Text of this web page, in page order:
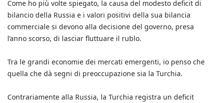
Come ho più volte spiegato, la causa del modesto deficit di
bilancio della Russia e i valori positivi della sua bilancia
commerciale si devono alla decisione del governo, presa
l’anno scorso, di lasciar fluttuare il rublo.
Tra le grandi economie dei mercati emergenti, io penso che
quella che dà segni di preoccupazione sia la Turchia.
Contrariamente alla Russia, la Turchia registra un deficit